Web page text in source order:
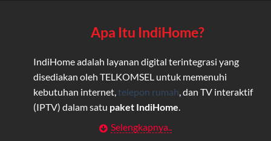
Apa Itu IndiHome?
IndiHome adalah layanan digital terintegrasi yang
disediakan oleh TELKOMSEL untuk memenuhi
kebutuhan internet, telepon rumah , dan TV interaktif
(IPTV) dalam satu paket IndiHome
Layanan Wifi Indihome ini dirancang untuk
Selengkapnya..